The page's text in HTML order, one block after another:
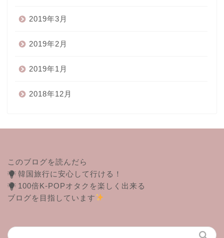
2019年3月
2019年2月
2019年1月
2018年12月
このブログを読んだら
韓国旅行に安心して行ける！
100倍K-POPオタクを楽しく出来る
ブログを目指しています